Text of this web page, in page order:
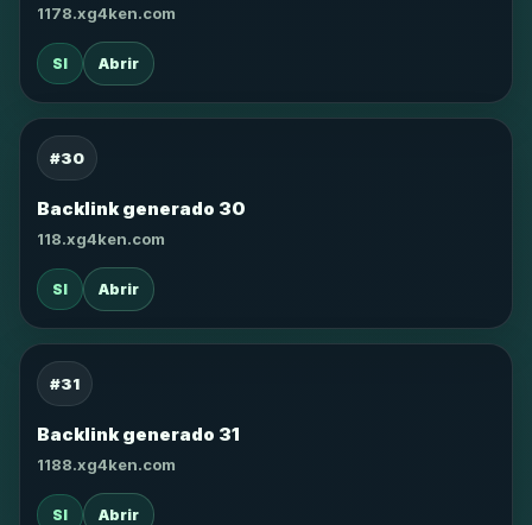
1178.xg4ken.com
SI Abrir
#30
Backlink generado 30
118.xg4ken.com
SI Abrir
#31
Backlink generado 31
1188.xg4ken.com
SI Abrir